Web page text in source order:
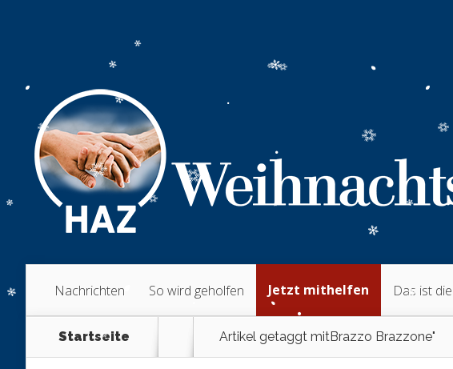
Nachrichten So wird geholfen Jetzt mithelfen Das ist
Startseite Artikel getaggt mitBrazzo Brazzone"